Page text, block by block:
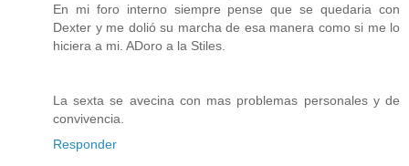
En mi foro interno siempre pense que se quedaria con
Dexter y me dolió su marcha de esa manera como si me lo
hiciera a mi. ADoro a la Stiles.
La sexta se avecina con mas problemas personales y de
convivencia.
Responder